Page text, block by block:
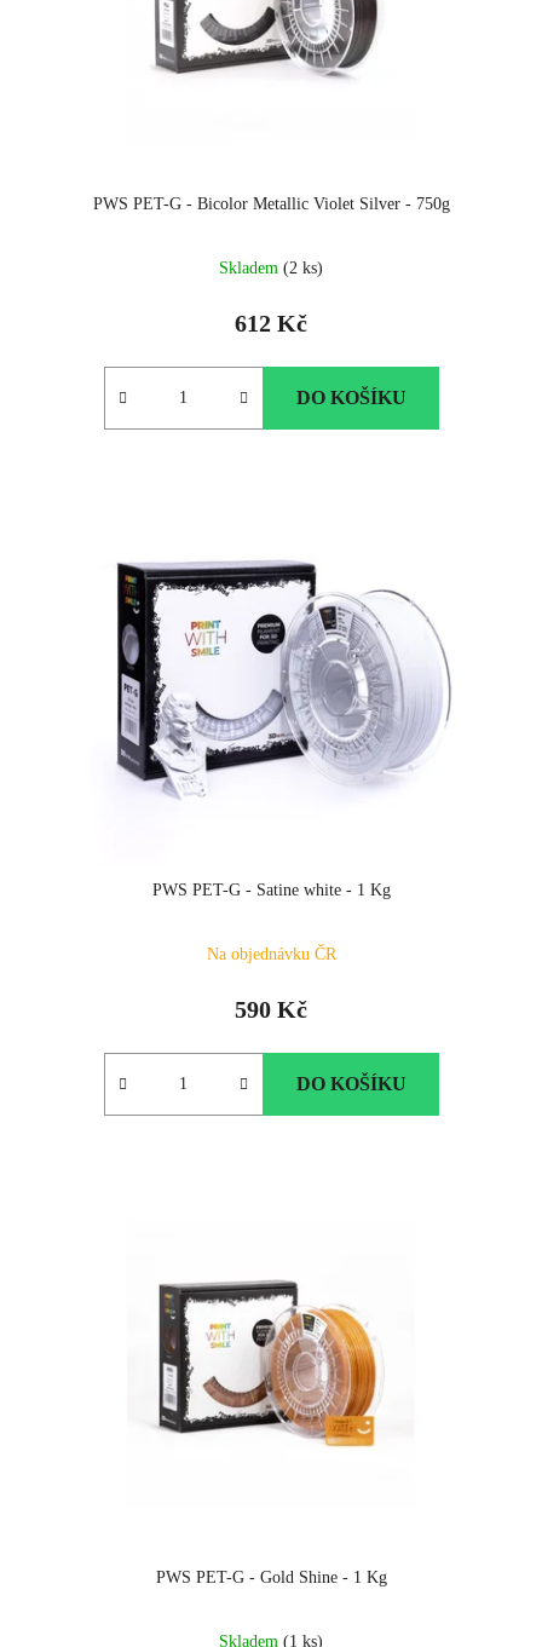
PWS PET-G - Bicolor Metallic Violet Silver - 750g
Skladem (2 ks)
612 Kč
DO KOŠÍKU
PWS PET-G - Satine white - 1 Kg
Na objednávku ČR
590 Kč
DO KOŠÍKU
PWS PET-G - Gold Shine - 1 Kg
Skladem (1 ks)